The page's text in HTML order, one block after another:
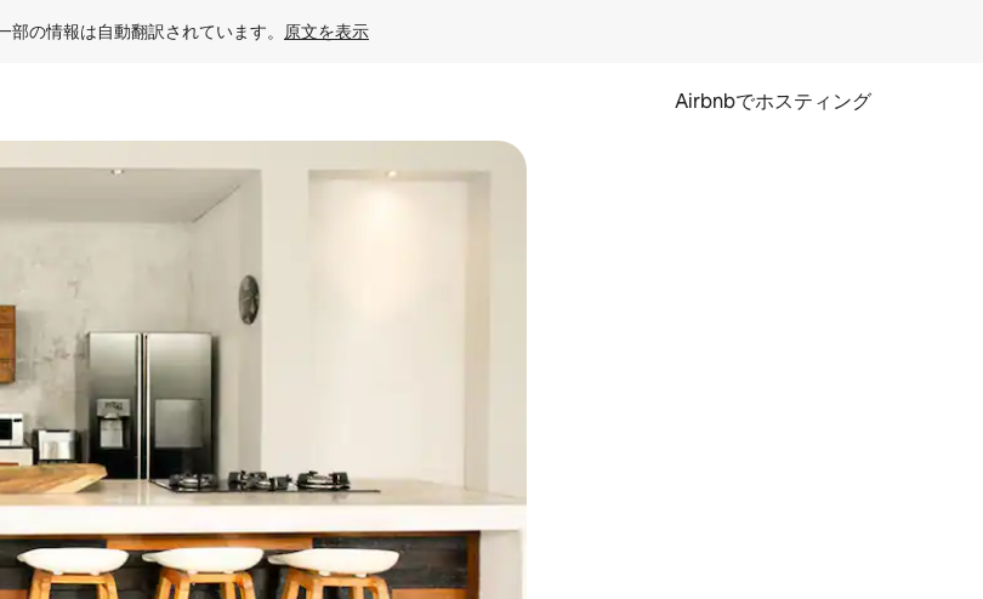
部の情報は自動翻訳されています。 原文を表示
Airbnbでホスティング
をタッチまたはスワイプして検索結果を確認することができます。